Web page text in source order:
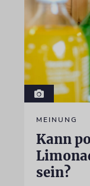
MEINUNG
Kann
sein?